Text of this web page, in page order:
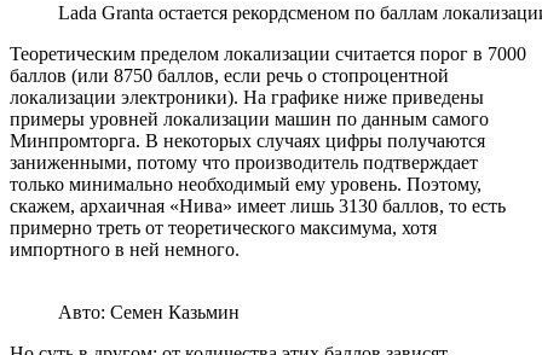
Lada Granta остается рекордсменом по баллам
Теоретическим пределом локализации считается порог в 7000
баллов (или 8750 баллов, если речь о стопроцентной
локализации электроники). На графике ниже приведены
примеры уровней локализации машин по данным самого
Минпромторга. В некоторых случаях цифры получаются
заниженными, потому что производитель подтверждает
только минимально необходимый ему уровень. Поэтому,
скажем, архаичная «Нива» имеет лишь 3130 баллов, то есть
примерно треть от теоретического максимума, хотя
импортного в ней немного.
Авто: Семен Казьмин